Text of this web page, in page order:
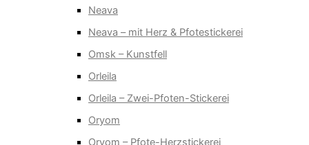
Neava
Neava – mit Herz & Pfotestickerei
Omsk – Kunstfell
Orleila
Orleila – Zwei-Pfoten-Stickerei
Oryom
Oryom – Pfote-Herzstickerei